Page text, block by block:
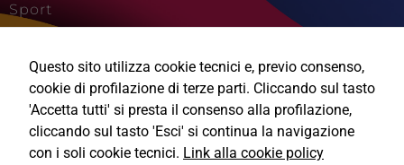
Sport
Viaggi e Vacanze
Questo sito utilizza cookie tecnici e, previo consenso,
cookie di profilazione di terze parti. Cliccando sul tasto
'Accetta tutti' si presta il consenso alla profilazione,
cliccando sul tasto 'Esci' si continua la navigazione
con i soli cookie tecnici. Link alla cookie policy